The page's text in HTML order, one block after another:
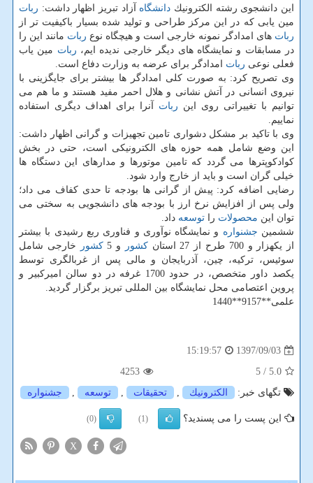
این دانشجوی رشته الكترونیك دانشگاه آزاد تبریز اظهار داشت: ربات
مین یابی كه در این مركز طراحی و تولید شده بسیار باكیفیت تر از
ربات های امدادگر نمونه خارجی است و هیچگاه نوع ربات مانند این را
در مسابقات و نمایشگاه های دیگر خارجی ندیده ایم، ربات مین یاب
فعلی نوعی ربات امدادگر برای عرضه به وزارت دفاع است.
وی تصریح كرد: به صورت كلی امدادگر ها بیشتر برای جایگزینی با
نیروی انسانی در آتش نشانی و هلال احمر مفید هستند و ما هم می
توانیم با تغییراتی روی این ربات آنرا برای اهداف دیگری استفاده
نماییم.
وی با تاكید بر مشكل دشواری تامین تجهیزات و گرانی اظهار داشت:
این وضع شامل همه حوزه های الكترونیكی است، حتی در بخش
كوادكوپترها می گردد كه تامین موتورها و مدارهای این دستگاه ها
خیلی گران است و باید از خارج وارد شود.
رضایی اضافه كرد: پیش از گرانی ها بودجه تا حدی كفاف می داد؛
ولی پس از افزایش نرخ ارز با بودجه های دانشجویی به سختی می
توان این محصولات را توسعه داد.
ششمین جشنواره و نمایشگاه نوآوری و فناوری ربع رشیدی با بیشتر
از یكهزار و 700 طرح از 27 استان
كشور و 5 كشور
خارجی شامل
سوئیس، تركیه، چین، آذربایجان و مالی پس از غربالگری توسط
یكصد داور متخصص، در حدود 1700 غرفه در دو سالن امیركبیر و
پروین اعتصامی محل نمایشگاه بین المللی تبریز برگزار گردید.
علمی**9157**1440
1397/09/03
15:19:57
5.0
/ 5
4253
تگهای خبر:
الكترونیك , تحقیقات , توسعه , جشنواره
این پست را می پسندید؟ (1)
(0)
X